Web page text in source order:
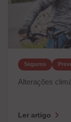
Seguros
Alterações
Ler artigo